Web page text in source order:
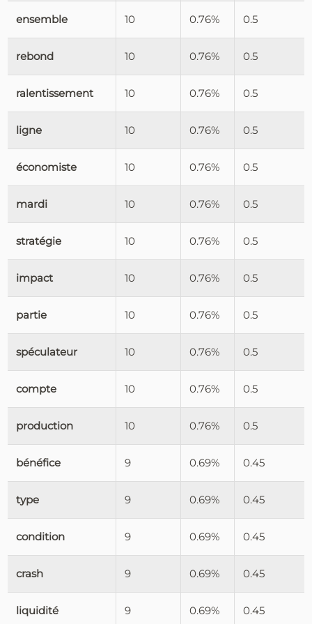
ensemble 10 0.76% 0.5
rebond 10 0.76% 0.5
ralentissement 10 0.76% 0.5
ligne 10 0.76% 0.5
économiste 10 0.76% 0.5
mardi 10 0.76% 0.5
stratégie 10 0.76% 0.5
impact 10 0.76% 0.5
partie 10 0.76% 0.5
spéculateur 10 0.76% 0.5
compte 10 0.76% 0.5
production 10 0.76% 0.5
bénéfice 9 0.69% 0.45
type 9 0.69% 0.45
condition 9 0.69% 0.45
crash 9 0.69% 0.45
liquidité 9 0.69% 0.45